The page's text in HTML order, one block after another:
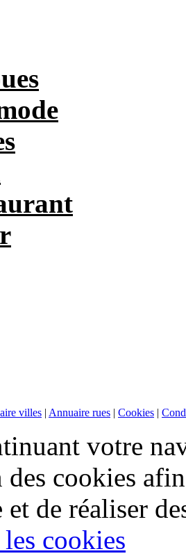
villes | Annuaire rues | Cookies |
votre
cookies
de réaliser
cookies